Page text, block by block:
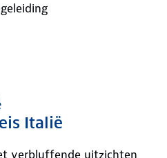
Italië
verbluffende uitzichten